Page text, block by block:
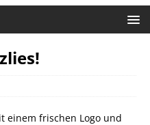
einem frischen Logo und